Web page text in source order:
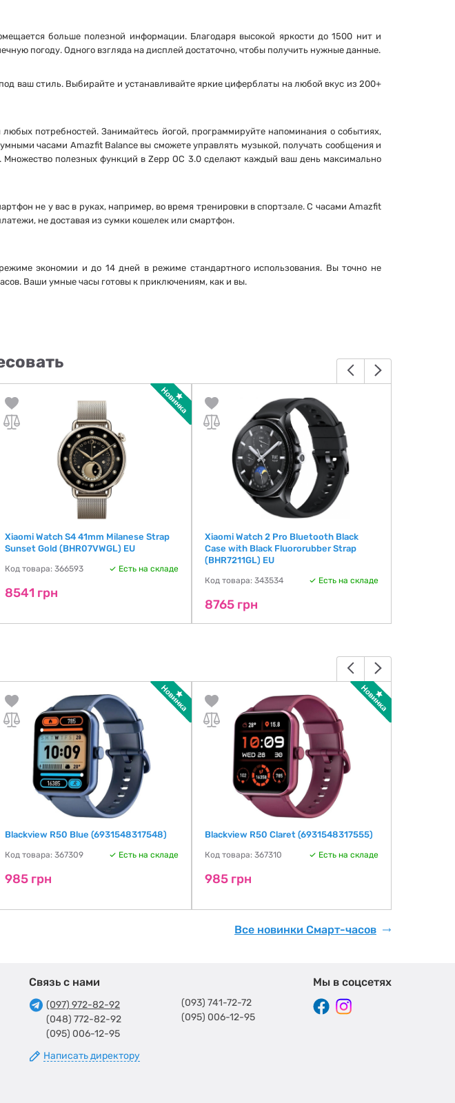
больше полезной информации. Благодаря высокой яркости до 1500 нит и
погоду. Одного взгляда на дисплей достаточно, чтобы получить нужные данные.
ваш стиль. Выбирайте и устанавливайте яркие циферблаты на любой вкус из 200+
потребностей. Занимайтесь йогой, программируйте напоминания о событиях,
часами Amazfit Balance вы сможете управлять музыкой, получать сообщения и
Множество полезных функций в Zepp ОС 3.0 сделают каждый ваш день максимально
не у вас в руках, например, во время тренировки в спортзале. С часами Amazfit
не доставая из сумки кошелек или смартфон.
экономии и до 14 дней в режиме стандартного использования. Вы точно не
Ваши умные часы готовы к приключениям, как и вы.
Xiaomi Watch S4 41mm Milanese Strap
Sunset Gold (BHR07VWGL) EU
Код товара: 366593 Есть на складе
8541 грн
Xiaomi Watch 2 Pro Bluetooth Black
Case with Black Fluororubber Strap
(BHR7211GL) EU
Код товара: 343534 Есть на складе
8765 грн
Blackview R50 Blue (6931548317548)
Код товара: 367309 Есть на складе
985 грн
Blackview R50 Claret (6931548317555)
Код товара: 367310 Есть на складе
985 грн
Все новинки Смарт-часов
Связь с нами
(097) 972-82-92
(048) 772-82-92
(095) 006-12-95
Написать директору
(093) 741-72-72
(095) 006-12-95
Мы в соцсетях